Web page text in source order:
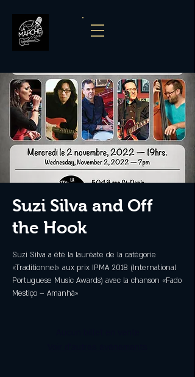
Suzi Silva and Off
the Hook
Suzi Silva a été la lauréate de la catégorie
«Traditionnel» aux prix IPMA 2018 (International
Portuguese Music Awards) avec la chanson «Fado
Mestiço – Amanhã»